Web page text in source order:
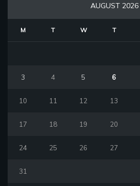
AUGUST 2026
M T W T
3 4 5 6
10 11 12 13
17 18 19 20
24 25 26 27
31